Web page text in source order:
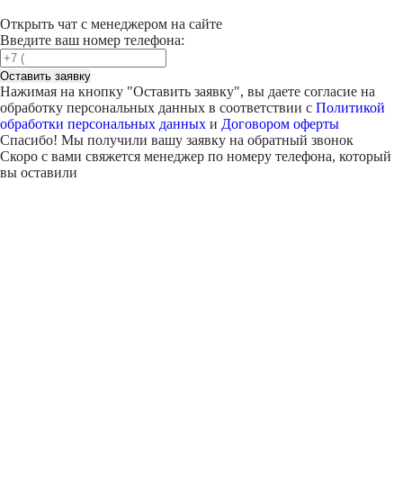
Открыть чат с менеджером на сайте
Введите ваш номер телефона:
Оставить заявку
Нажимая на кнопку "Оставить заявку", вы даете согласие на
обработку персональных данных в соответствии с Политикой
обработки персональных данных и Договором оферты
Спасибо! Мы получили вашу заявку на обратный звонок
Скоро с вами свяжется менеджер по номеру телефона, который
вы оставили